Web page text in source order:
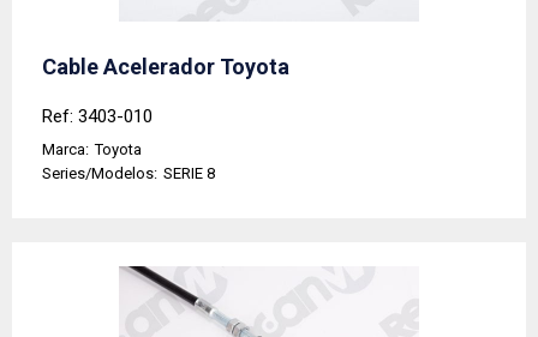
Cable Acelerador Toyota
Ref: 3403-010
Marca: Toyota
Series/Modelos: SERIE 8